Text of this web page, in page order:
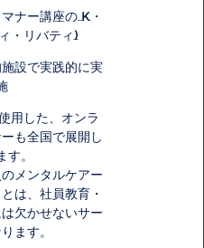
ナー講座の K・
・リバティ)
設で実践的に実
した、 オンラ
も全国で展開し
す。
メンタルケアー
は、社員教育・
欠かせないサー
ます。